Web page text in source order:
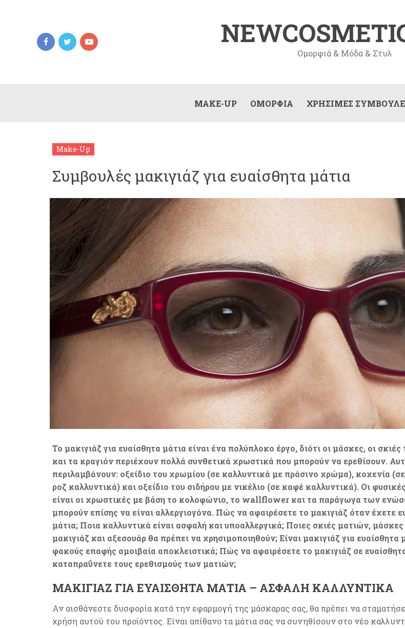
Ομορφιά & Μόδα & Στυλ
MAKE-UP ΟΜΟΡΦΙΆ ΧΡΉΣΙΜΕΣ
Make-Up
Συμβουλές μακιγιάζ για ευαίσθητα μάτια
Το μακιγιάζ για ευαίσθητα μάτια είναι ένα πολύπλοκο έργο, διότι οι μάσκες, οι
και τα κραγιόν περιέχουν πολλά συνθετικά χρωστικά που μπορούν να ερεθίσουν.
περιλαμβάνουν: οξείδιο του χρωμίου (σε καλλυντικά με πράσινο χρώμα), κοχενία (σε
ροζ καλλυντικά) και οξείδιο του σιδήρου με νικέλιο (σε καφέ καλλυντικά). Οι
είναι οι χρωστικές με βάση το κολοφώνιο, το wallflower και τα παράγωγα των
μπορούν επίσης να είναι αλλεργιογόνα. Πώς να αφαιρέσετε το μακιγιάζ όταν έχετε
μάτια; Ποια καλλυντικά είναι ασφαλή και υποαλλεργικά; Ποιες σκιές ματιών, μάσκες
μακιγιάζ και αξεσουάρ θα πρέπει να χρησιμοποιηθούν; Είναι μακιγιάζ για ευαίσθητα
φακούς επαφής αμοιβαία αποκλειστικά; Πώς να αφαιρέσετε το μακιγιάζ σε
καταπραΰνετε τους ερεθισμούς των ματιών;
ΜΑΚΙΓΙΆΖ ΓΙΑ ΕΥΑΊΣΘΗΤΑ ΜΆΤΙΑ – ΑΣΦΑΛΉ ΚΑΛΛΥΝΤΙΚΆ
Αν αισθάνεστε δυσφορία κατά την εφαρμογή της μάσκαρας σας, θα πρέπει να
χρήση αυτού του προϊόντος. Είναι απίθανο τα μάτια σας να συνηθίσουν στο νέο